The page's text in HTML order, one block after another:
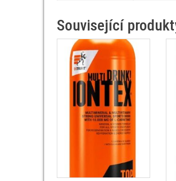
Související